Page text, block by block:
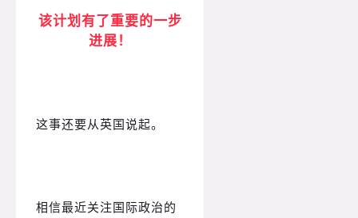
该计划有了重要的一步
进展！
这事还要从英国说起。
相信最近关注国际政治的